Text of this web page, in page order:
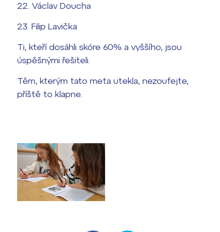
22. Václav Doucha
23. Filip Lavička
Ti, kteří dosáhli skóre 60% a vyššího, jsou
úspěšnými řešiteli.
Těm, kterým tato meta utekla, nezoufejte,
příště to klapne.